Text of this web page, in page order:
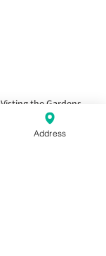
Visting the Gardens
Public Events
Address